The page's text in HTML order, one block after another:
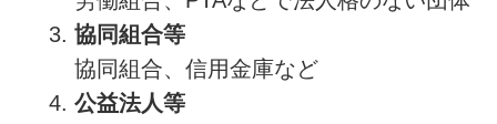
協同組合等
協同組合、信用金庫など
公益法人等